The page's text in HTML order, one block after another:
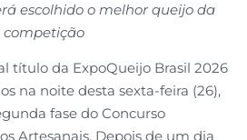
escolhido o melhor queijo da
competição
título da ExpoQueijo Brasil 2026
na noite desta sexta-feira (26),
fase do Concurso
Artesanais. Depois de um dia